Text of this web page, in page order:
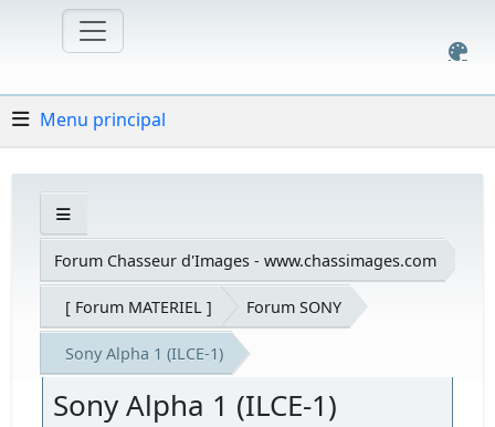
Menu principal
Forum Chasseur d'Images - www.chassimages.com
[ Forum MATERIEL ] Forum SONY
Sony Alpha 1 (ILCE-1)
Sony Alpha 1 (ILCE-1)